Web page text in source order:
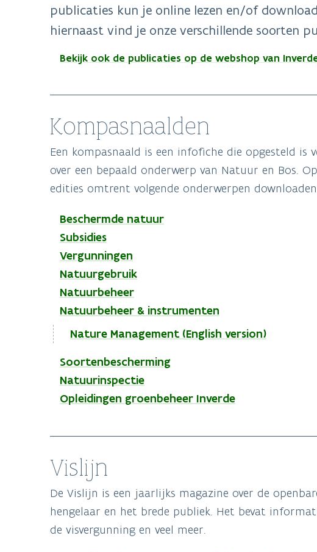
publicaties kun je online lezen en/of
hiernaast vind je onze verschillende soorten
Bekijk ook de publicaties op de webshop van
Kompasnaalden
Een kompasnaald is een infofiche die opgesteld
over een bepaald onderwerp van Natuur en Bos.
edities omtrent volgende onderwerpen
Beschermde natuur
Subsidies
Vergunningen
Natuurgebruik
Natuurbeheer
Natuurbeheer & instrumenten
Nature Management (English version)
Soortenbescherming
Natuurinspectie
Opleidingen groenbeheer Inverde
Vislijn
De Vislijn is een jaarlijks magazine over de
hengelaar en het brede publiek. Het bevat
de visvergunning en veel meer.